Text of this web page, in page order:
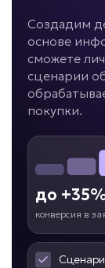
Создадим
основе
сможете
сценарии
покупки.
до
конверсия в